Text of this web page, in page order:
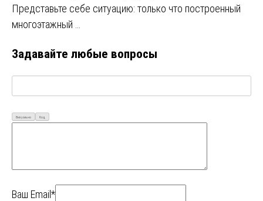
Представьте себе ситуацию: только что построенный
многоэтажный …
Задавайте любые вопросы
Визуально Код
Ваш Email*